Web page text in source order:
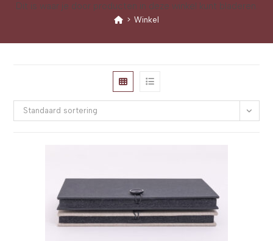
Dit is waar je door producten in deze winkel kunt bladeren.
> Winkel
Standaard sortering